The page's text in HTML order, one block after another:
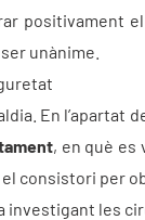
positivament
unànime.
En l’apartat
, en què es
consistori per
les